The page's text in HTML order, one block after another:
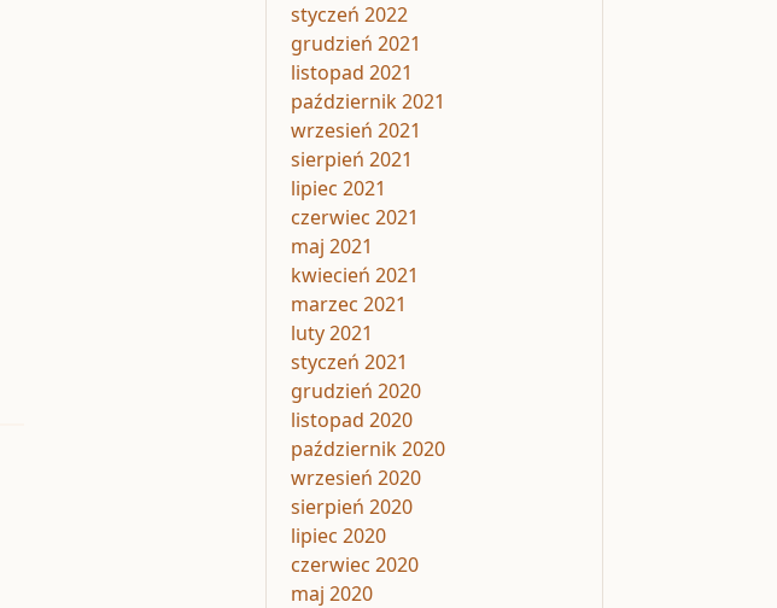
styczeń 2022
grudzień 2021
listopad 2021
październik 2021
wrzesień 2021
sierpień 2021
lipiec 2021
czerwiec 2021
maj 2021
kwiecień 2021
marzec 2021
luty 2021
styczeń 2021
grudzień 2020
listopad 2020
październik 2020
wrzesień 2020
sierpień 2020
lipiec 2020
czerwiec 2020
maj 2020